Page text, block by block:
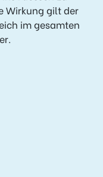
Wirkung gilt der
im gesamten